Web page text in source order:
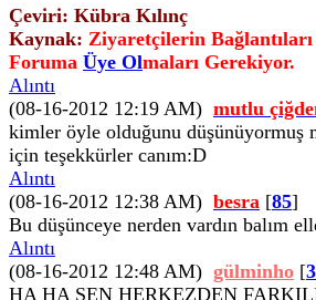
Çeviri: Kübra Kılınç
Kaynak: Ziyaretçilerin
Foruma Üye Olmaları Gerekiyor.
Alıntı
(08-16-2012 12:19 AM) mutlu
kimler öyle olduğunu düşünüyormuş
için teşekkürler canım:D
Alıntı
(08-16-2012 12:38 AM) besra [85]
Bu düşünceye nerden vardın balım
Alıntı
(08-16-2012 12:48 AM) gülminho [
HA HA SEN HERKEZDEN